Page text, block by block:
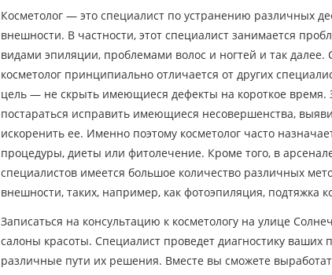
Косметолог — это специалист по устранению различных
внешности. В частности, этот специалист занимается
видами эпиляции, проблемами волос и ногтей и так далее.
косметолог принципиально отличается от других
цель — не скрыть имеющиеся дефекты на короткое время.
постараться исправить имеющиеся несовершенства,
искоренить ее. Именно поэтому косметолог часто
процедуры, диеты или фитолечение. Кроме того, в
специалистов имеется большое количество различных
внешности, таких, например, как фотоэпиляция, подтяжка
Записаться на консультацию к косметологу на улице
салоны красоты. Специалист проведет диагностику ваших
различные пути их решения. Вместе вы сможете